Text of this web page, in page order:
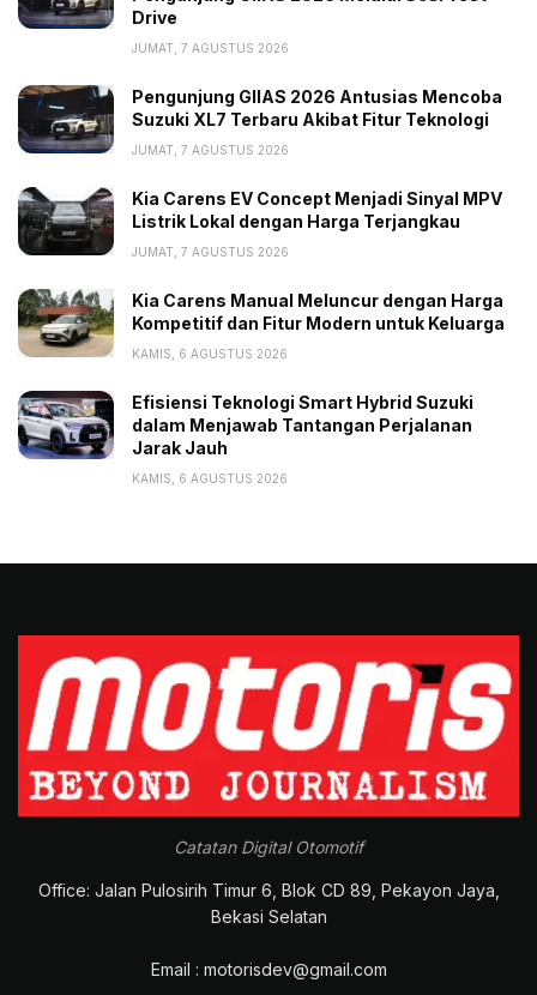
Drive
JUMAT, 7 AGUSTUS 2026
Pengunjung GIIAS 2026 Antusias Mencoba
Suzuki XL7 Terbaru Akibat Fitur Teknologi
JUMAT, 7 AGUSTUS 2026
Kia Carens EV Concept Menjadi Sinyal MPV
Listrik Lokal dengan Harga Terjangkau
JUMAT, 7 AGUSTUS 2026
Kia Carens Manual Meluncur dengan Harga
Kompetitif dan Fitur Modern untuk Keluarga
KAMIS, 6 AGUSTUS 2026
Efisiensi Teknologi Smart Hybrid Suzuki
dalam Menjawab Tantangan Perjalanan
Jarak Jauh
KAMIS, 6 AGUSTUS 2026
Catatan Digital Otomotif
Office: Jalan Pulosirih Timur 6, Blok CD 89, Pekayon Jaya,
Bekasi Selatan
Email : motorisdev@gmail.com